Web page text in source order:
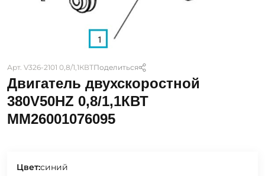
Арт. V326-2101 0,8/1,1КВТПоделиться
Двигатель двухскоростной
380V50HZ 0,8/1,1КВТ
MM26001076095
Цвет:синий